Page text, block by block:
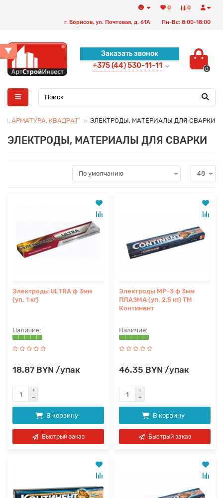
0
0
г. Борисов, ул. Почтовая, д. 61А Пн-Вс: 8:00-18:00
Заказать звонок
+375 (44) 530-11-11 0
АРМАТУРА, КВАДРАТ ЭЛЕКТРОДЫ, МАТЕРИАЛЫ ДЛЯ СВАРКИ
ЭЛЕКТРОДЫ, МАТЕРИАЛЫ ДЛЯ СВАРКИ
Электроды ULTRA ф 3мм
(уп. 1 кг)
18.87 BYN /упак
В корзину
Быстрый заказ
Электроды МР-3 ф 3мм
ПЛАЗМА (уп. 2,5 кг) ТМ
Континент
46.35 BYN /упак
В корзину
Быстрый заказ